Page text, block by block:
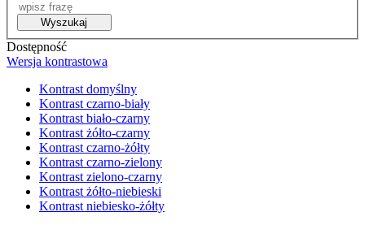
Wyszukaj
Dostępność
Wersja kontrastowa
Kontrast domyślny
Kontrast czarno-biały
Kontrast biało-czarny
Kontrast żółto-czarny
Kontrast czarno-żółty
Kontrast czarno-zielony
Kontrast zielono-czarny
Kontrast żółto-niebieski
Kontrast niebiesko-żółty